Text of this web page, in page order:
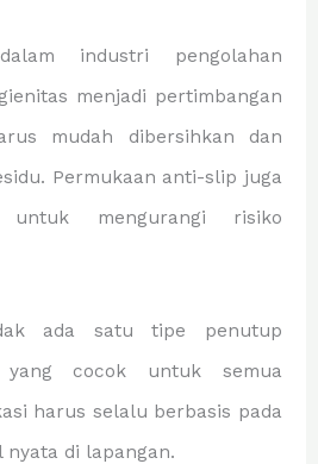
industri pengolahan
menjadi pertimbangan
mudah dibersihkan dan
Permukaan anti-slip juga
untuk mengurangi risiko
ada satu tipe penutup
yang cocok untuk semua
harus selalu berbasis pada
nyata di lapangan.